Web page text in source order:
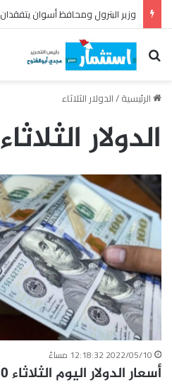
بحث عن
الرئيسية/الدولار الثلاثاء
الدولار الثلاثاء
2022/05/10 12:18:32 مساءً
أسعار الدولار اليوم الثلاثاء 10 مايو 2022